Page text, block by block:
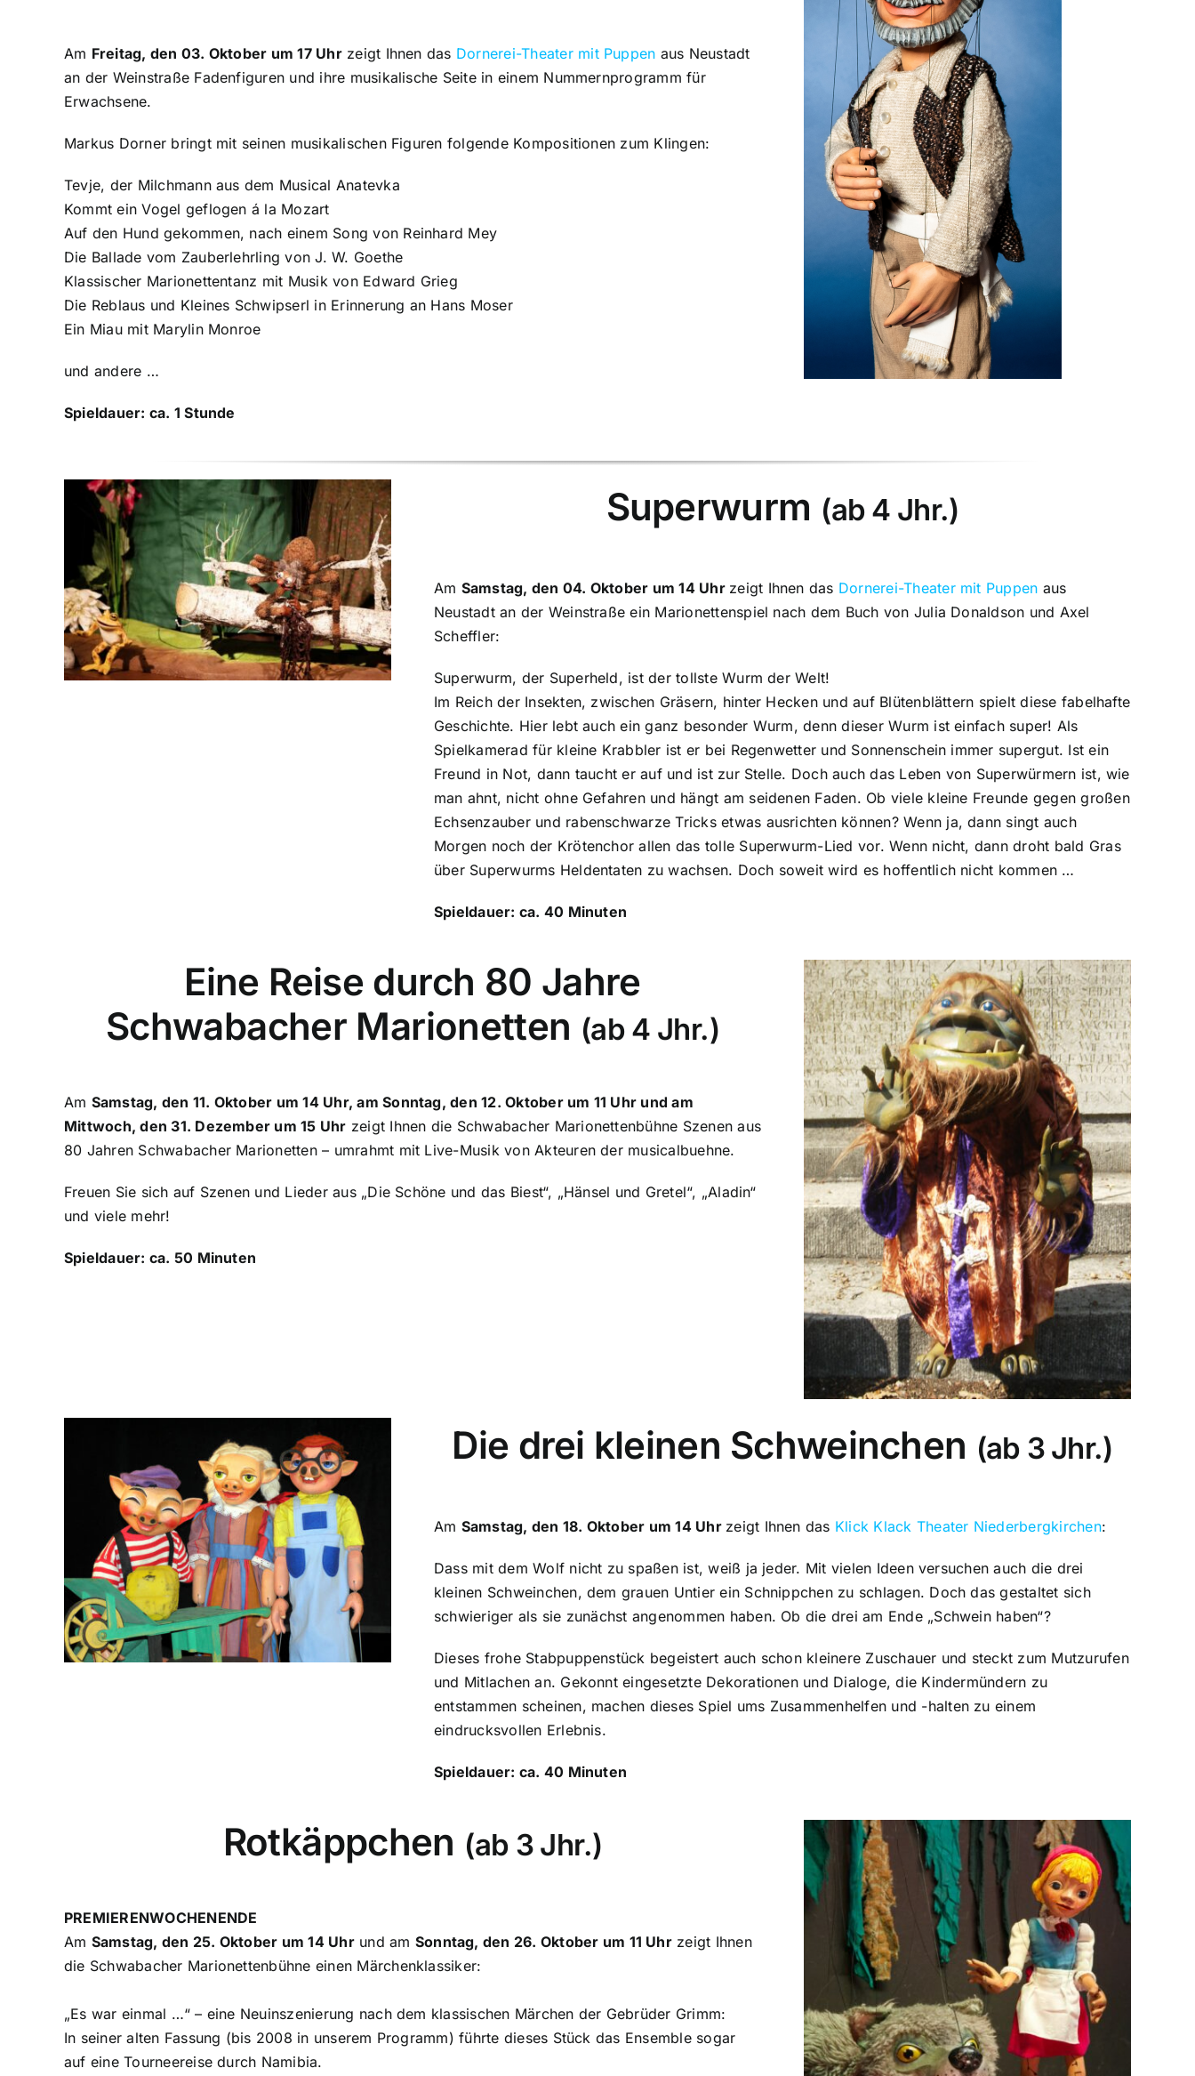
Am Freitag, den 03. Oktober um 17 Uhrzeigt Ihnen das Dornerei-Theater mit Puppen aus Neustadt
an der Weinstraße Fadenfiguren und ihre musikalische Seite in einem Nummernprogramm für
Erwachsene.
Markus Dorner bringt mit seinen musikalischen Figuren folgende Kompositionen zum Klingen:
Tevje, der Milchmann aus dem Musical Anatevka
Kommt ein Vogel geflogen á la Mozart
Auf den Hund gekommen, nach einem Song von Reinhard Mey
Die Ballade vom Zauberlehrling von J. W. Goethe
Klassischer Marionettentanz mit Musik von Edward Grieg
Die Reblaus und Kleines Schwipserl in Erinnerung an Hans Moser
Ein Miau mit Marylin Monroe
und andere …
Spieldauer: ca. 1 Stunde
Superwurm (ab 4 Jhr.)
Am Samstag, den 04. Oktober um 14 Uhr zeigt Ihnen das Dornerei-Theater mit Puppen aus
Neustadt an der Weinstraße ein Marionettenspiel nach dem Buch von Julia Donaldson und Axel
Scheffler:
Superwurm, der Superheld, ist der tollste Wurm der Welt!
Im Reich der Insekten, zwischen Gräsern, hinter Hecken und auf Blütenblättern spielt diese fabelhafte
Geschichte. Hier lebt auch ein ganz besonder Wurm, denn dieser Wurm ist einfach super! Als
Spielkamerad für kleine Krabbler ist er bei Regenwetter und Sonnenschein immer supergut. Ist ein
Freund in Not, dann taucht er auf und ist zur Stelle. Doch auch das Leben von Superwürmern ist, wie
man ahnt, nicht ohne Gefahren und hängt am seidenen Faden. Ob viele kleine Freunde gegen großen
Echsenzauber und rabenschwarze Tricks etwas ausrichten können? Wenn ja, dann singt auch
Morgen noch der Krötenchor allen das tolle Superwurm-Lied vor. Wenn nicht, dann droht bald Gras
über Superwurms Heldentaten zu wachsen. Doch soweit wird es hoffentlich nicht kommen …
Spieldauer: ca. 40 Minuten
Eine Reise durch 80 Jahre
Schwabacher Marionetten (ab 4 Jhr.)
Am Samstag, den 11. Oktober um 14 Uhr, am Sonntag, den 12. Oktober um 11 Uhr und am
Mittwoch, den 31. Dezember um 15 Uhr zeigt Ihnen die Schwabacher Marionettenbühne Szenen aus
80 Jahren Schwabacher Marionetten – umrahmt mit Live-Musik von Akteuren der musicalbuehne.
Freuen Sie sich auf Szenen und Lieder aus „Die Schöne und das Biest“, „Hänsel und Gretel“, „Aladin“
und viele mehr!
Spieldauer: ca. 50 Minuten
Die drei kleinen Schweinchen (ab 3 Jhr.)
Am Samstag, den 18. Oktober um 14 Uhr zeigt Ihnen das Klick Klack Theater Niederbergkirchen:
Dass mit dem Wolf nicht zu spaßen ist, weiß ja jeder. Mit vielen Ideen versuchen auch die drei
kleinen Schweinchen, dem grauen Untier ein Schnippchen zu schlagen. Doch das gestaltet sich
schwieriger als sie zunächst angenommen haben. Ob die drei am Ende „Schwein haben“?
Dieses frohe Stabpuppenstück begeistert auch schon kleinere Zuschauer und steckt zum Mutzurufen
und Mitlachen an. Gekonnt eingesetzte Dekorationen und Dialoge, die Kindermündern zu
entstammen scheinen, machen dieses Spiel ums Zusammenhelfen und -halten zu einem
eindrucksvollen Erlebnis.
Spieldauer: ca. 40 Minuten
Rotkäppchen (ab 3 Jhr.)
PREMIERENWOCHENENDE
Am Samstag, den 25. Oktober um 14 Uhrund am Sonntag, den 26. Oktober um 11 Uhrzeigt Ihnen
die Schwabacher Marionettenbühne einen Märchenklassiker:
„Es war einmal …“ – eine Neuinszenierung nach dem klassischen Märchen der Gebrüder Grimm:
In seiner alten Fassung (bis 2008 in unserem Programm) führte dieses Stück das Ensemble sogar
auf eine Tourneereise durch Namibia.